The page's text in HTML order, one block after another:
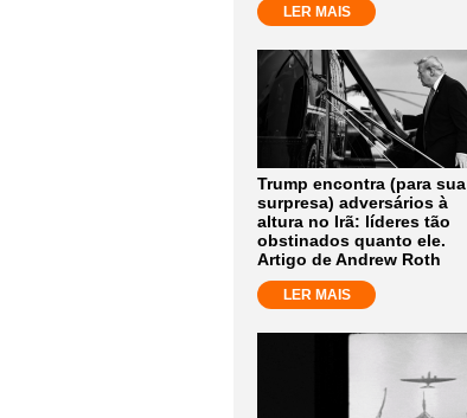
LER MAIS
Trump encontra (para sua
surpresa) adversários à
altura no Irã: líderes tão
obstinados quanto ele.
Artigo de Andrew Roth
LER MAIS